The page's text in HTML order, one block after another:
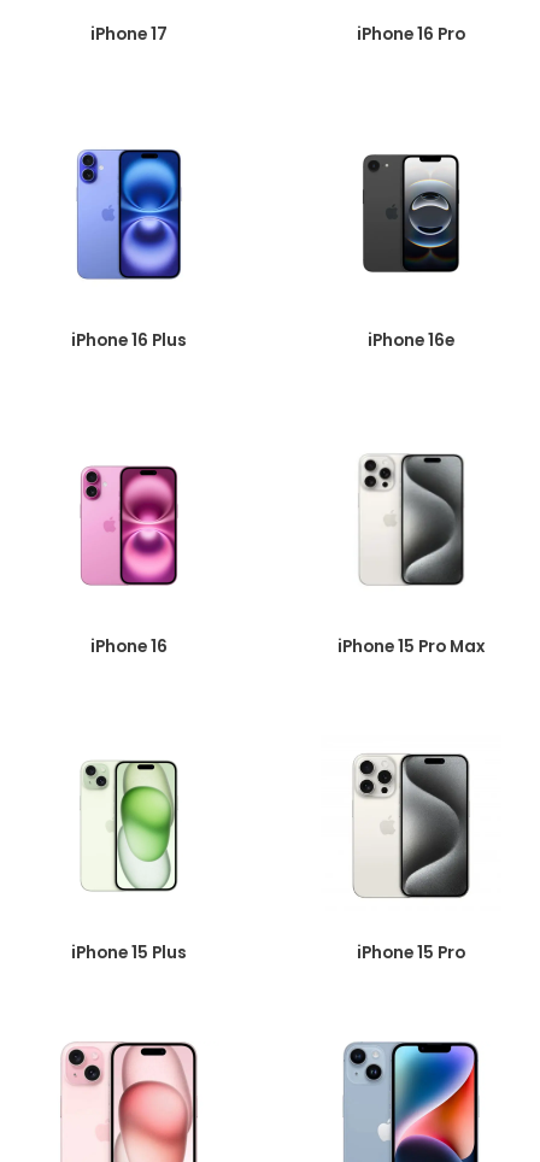
iPhone 17 iPhone 16 Pro
iPhone 16 Plus iPhone 16e
iPhone 16 iPhone 15 Pro Max
iPhone 15 Plus iPhone 15 Pro